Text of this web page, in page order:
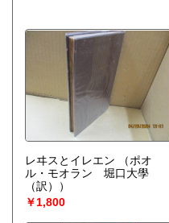
レヰスとイレエン
（ポオ
ル・モオラン 堀口大學
（訳））
￥1,800